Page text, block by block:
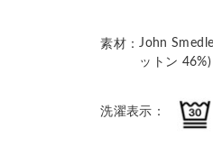
素材：John
ットン 46%)
洗濯表示：